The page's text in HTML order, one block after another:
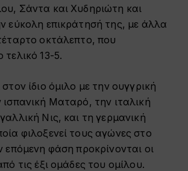
Σάντα και Χυδηριώτη και
εύκολη επικράτησή της, με άλλα
οκτάλεπτο, που
13-5.
ίδιο όμιλο με την ουγγρική
Ματαρό, την ιταλική
Νις, και τη γερμανική
φιλοξενεί τους αγώνες στο
επόμενη φάση προκρίνονται οι
τις έξι ομάδες του ομίλου.